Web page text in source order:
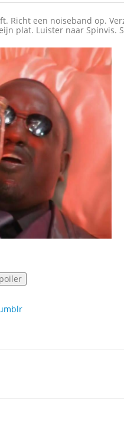
Richt een noiseband op.
plat. Luister naar Spinvis.